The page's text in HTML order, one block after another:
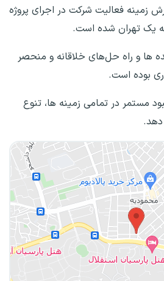
زمینه فعالیت شرکت در اجرای پروژه
یک تهران شده است.
ها و راه حل­‌های خلاقانه و منحصر
بوده است.
مستمر در تمامی زمینه ها، تنوع